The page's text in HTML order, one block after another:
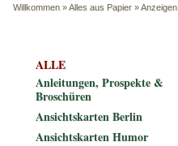
Willkommen »Alles aus Papier »Anzeigen
ALLE
Anleitungen, Prospekte &
Broschüren
Ansichtskarten Berlin
Ansichtskarten Humor